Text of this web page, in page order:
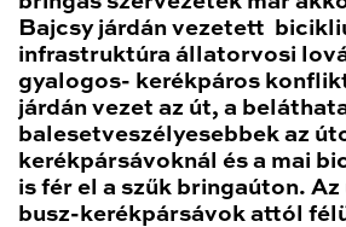
Bajcsy járdán vezetett
infrastruktúra állatorvosi
gyalogos- kerékpáros
járdán vezet az út, a
balesetveszélyesebbek az
kerékpársávoknál és a mai
is fér el a szűk bringaúton.
busz-kerékpársávok attól